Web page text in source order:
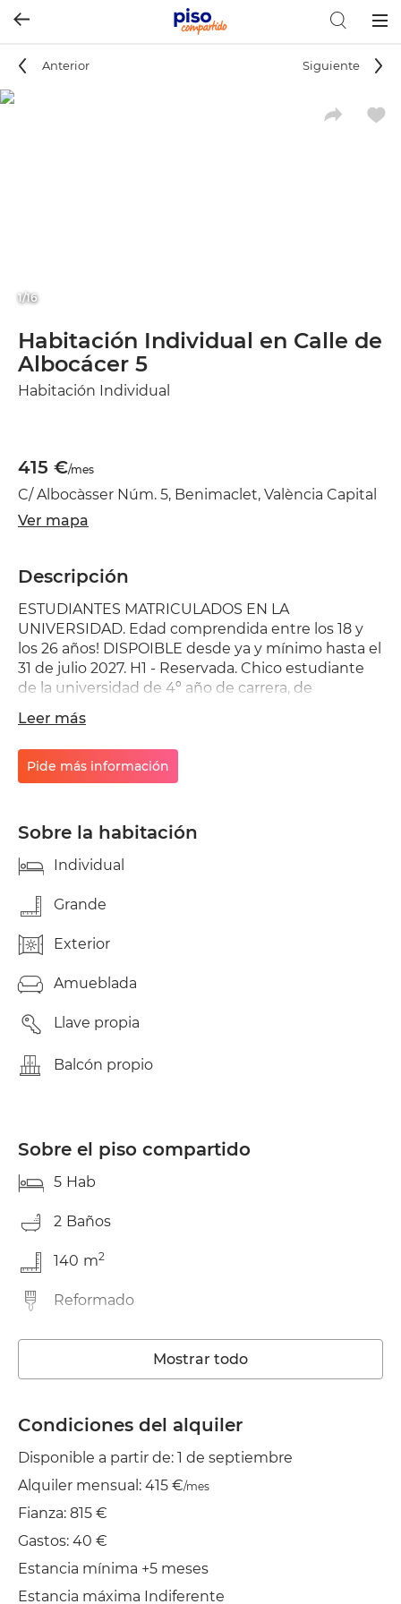
Anterior Siguiente
1/16
Habitación Individual en Calle de
Albocácer 5
Habitación Individual
415 €/mes
C/ Albocàsser Núm. 5, Benimaclet, València Capital
Ver mapa
Descripción
ESTUDIANTES MATRICULADOS EN LA
UNIVERSIDAD. Edad comprendida entre los 18 y
los 26 años! DISPOIBLE desde ya y mínimo hasta el
31 de julio 2027. H1 - Reservada. Chico estudiante
de la universidad de 4º año de carrera, de
la universidad de 1er año de carrera, de Oliva. H3 -
Reservada. Chico estudiante de la universidad UPV
de 1er año de carrera, de Alcoy. H4 - Reservada.
Chico estudiante de la universidad UPV de Máster,
balcón. DISPONIBLE! Limpieza semanal de las
luz, gas, Internet aparte. 2 meses de fianza que se
recientemente. Supermercado debajo de la casa.
andando.
Leer más
Pide más información
Sobre la habitación
Individual
Grande
Exterior
Amueblada
Llave propia
Balcón propio
Sobre el piso compartido
5 Hab
2 Baños
140 m2
Reformado
Lavadora
Ascensor
Wifi
Balcón
Plancha
Mostrar todo
Condiciones del alquiler
Disponible a partir de: 1 de septiembre
Alquiler mensual: 415 €/mes
Fianza: 815 €
Gastos: 40 €
Estancia mínima +5 meses
Estancia máxima Indiferente